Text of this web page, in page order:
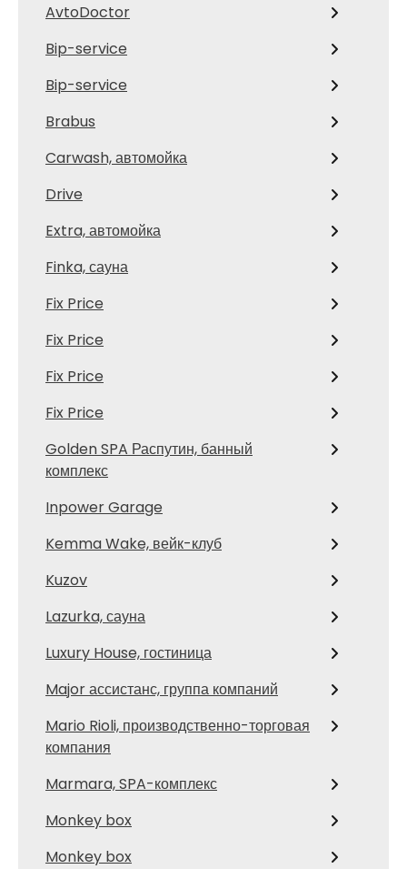
AvtoDoctor
Bip-service
Bip-service
Brabus
Carwash, автомойка
Drive
Extra, автомойка
Finka, сауна
Fix Price
Fix Price
Fix Price
Fix Price
Golden SPA Распутин, банный
комплекс
Inpower Garage
Kemma Wake, вейк-клуб
Kuzov
Lazurka, сауна
Luxury House, гостиница
Major ассистанс, группа компаний
Mario Rioli, производственно-торговая
компания
Marmara, SPA-комплекс
Monkey box
Monkey box